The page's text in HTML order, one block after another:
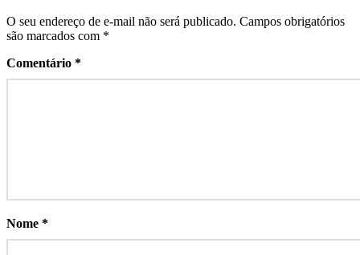
O seu endereço de e-mail não será publicado. Campos obrigatórios
são marcados com *
Comentário *
Nome *